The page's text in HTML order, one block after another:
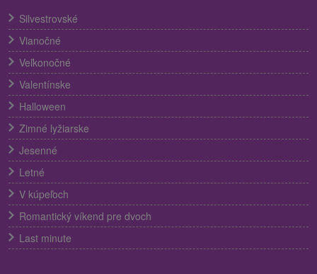
Silvestrovské
Vianočné
Veľkonočné
Valentínske
Halloween
Zimné lyžiarske
Jesenné
Letné
V kúpeľoch
Romantický víkend pre dvoch
Last minute